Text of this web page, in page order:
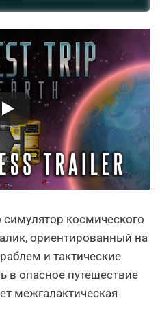
симулятор космического
ориентированный на
и тактические
в опасное путешествие
межгалактическая